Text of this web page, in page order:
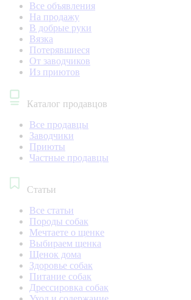
Все объявления
На продажу
В добрые руки
Вязка
Потерявшиеся
От заводчиков
Из приютов
Каталог продавцов
Все продавцы
Заводчики
Приюты
Частные продавцы
Статьи
Все статьи
Породы собак
Мечтаете о щенке
Выбираем щенка
Щенок дома
Здоровье собак
Питание собак
Дрессировка собак